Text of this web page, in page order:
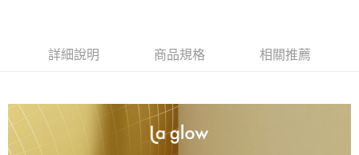
宅配(郵局)
每筆NT$80，滿NT$899(含以上)免運費
詳細說明 商品規格 相關推薦